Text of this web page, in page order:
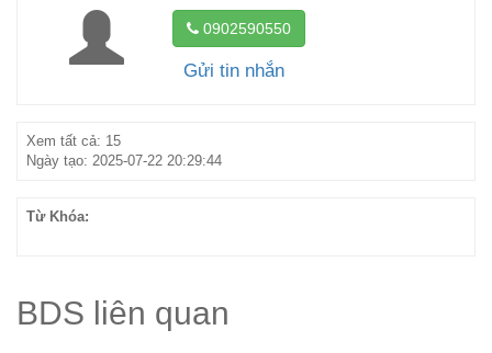
0902590550
Gửi tin nhắn
Xem tất cả: 15
Ngày tạo: 2025-07-22 20:29:44
Từ Khóa:
BDS liên quan